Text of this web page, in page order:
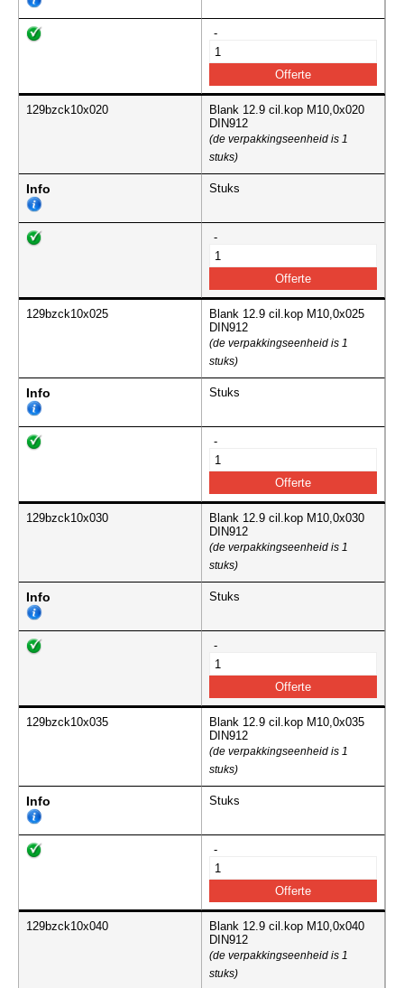
-
129bzck10x020
Blank 12.9 cil.kop M10,0x020
DIN912
(de verpakkingseenheid is 1
stuks)
Info Stuks
-
129bzck10x025
Blank 12.9 cil.kop M10,0x025
DIN912
(de verpakkingseenheid is 1
stuks)
Info Stuks
-
129bzck10x030
Blank 12.9 cil.kop M10,0x030
DIN912
(de verpakkingseenheid is 1
stuks)
Info Stuks
-
129bzck10x035
Blank 12.9 cil.kop M10,0x035
DIN912
(de verpakkingseenheid is 1
stuks)
Info Stuks
-
129bzck10x040
Blank 12.9 cil.kop M10,0x040
DIN912
(de verpakkingseenheid is 1
stuks)